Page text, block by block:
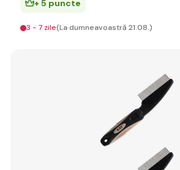
+ 5 puncte
3 - 7 zile(La dumneavoastră 21.08.)